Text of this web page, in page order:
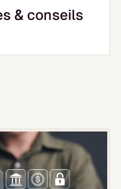
& conseils